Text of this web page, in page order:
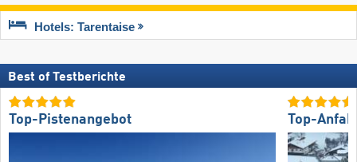
Hotels: Tarentaise
Best of Testberichte
Top-Pistenangebot Top-